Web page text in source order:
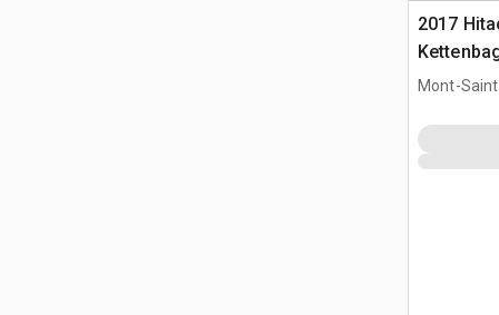
2017
Mont-